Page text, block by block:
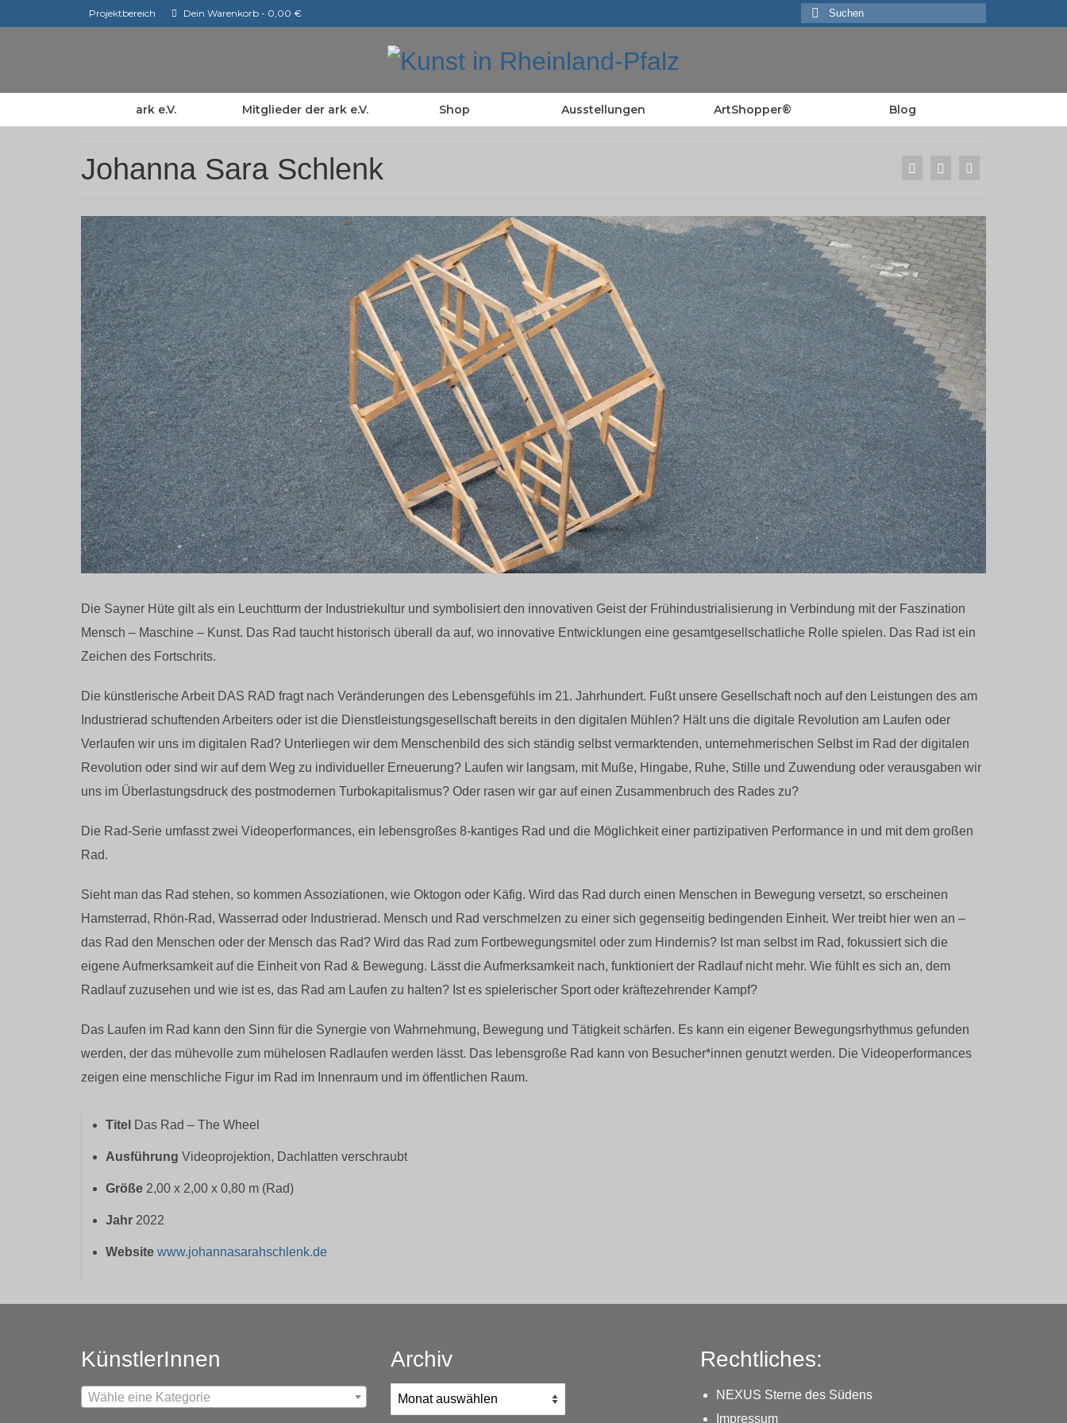
Projektbereich Dein Warenkorb - 0,00 €
Suchen
ark e.V. Mitglieder der ark e.V. Shop Ausstellungen ArtShopper® Blog
Johanna Sara Schlenk
Die Sayner Hüte gilt als ein Leuchtturm der Industriekultur und symbolisiert den innovativen Geist der Frühindustrialisierung in Verbindung mit der Faszination
Mensch – Maschine – Kunst. Das Rad taucht historisch überall da auf, wo innovative Entwicklungen eine gesamtgesellschatliche Rolle spielen. Das Rad ist ein
Zeichen des Fortschrits.
Die künstlerische Arbeit DAS RAD fragt nach Veränderungen des Lebensgefühls im 21. Jahrhundert. Fußt unsere Gesellschaft noch auf den Leistungen des am
Industrierad schuftenden Arbeiters oder ist die Dienstleistungsgesellschaft bereits in den digitalen Mühlen? Hält uns die digitale Revolution am Laufen oder
Verlaufen wir uns im digitalen Rad? Unterliegen wir dem Menschenbild des sich ständig selbst vermarktenden, unternehmerischen Selbst im Rad der digitalen
Revolution oder sind wir auf dem Weg zu individueller Erneuerung? Laufen wir langsam, mit Muße, Hingabe, Ruhe, Stille und Zuwendung oder verausgaben wir
uns im Überlastungsdruck des postmodernen Turbokapitalismus? Oder rasen wir gar auf einen Zusammenbruch des Rades zu?
Die Rad-Serie umfasst zwei Videoperformances, ein lebensgroßes 8-kantiges Rad und die Möglichkeit einer partizipativen Performance in und mit dem großen
Rad.
Sieht man das Rad stehen, so kommen Assoziationen, wie Oktogon oder Käfig. Wird das Rad durch einen Menschen in Bewegung versetzt, so erscheinen
Hamsterrad, Rhön-Rad, Wasserrad oder Industrierad. Mensch und Rad verschmelzen zu einer sich gegenseitig bedingenden Einheit. Wer treibt hier wen an –
das Rad den Menschen oder der Mensch das Rad? Wird das Rad zum Fortbewegungsmitel oder zum Hindernis? Ist man selbst im Rad, fokussiert sich die
eigene Aufmerksamkeit auf die Einheit von Rad & Bewegung. Lässt die Aufmerksamkeit nach, funktioniert der Radlauf nicht mehr. Wie fühlt es sich an, dem
Radlauf zuzusehen und wie ist es, das Rad am Laufen zu halten? Ist es spielerischer Sport oder kräftezehrender Kampf?
Das Laufen im Rad kann den Sinn für die Synergie von Wahrnehmung, Bewegung und Tätigkeit schärfen. Es kann ein eigener Bewegungsrhythmus gefunden
werden, der das mühevolle zum mühelosen Radlaufen werden lässt. Das lebensgroße Rad kann von Besucher*innen genutzt werden. Die Videoperformances
zeigen eine menschliche Figur im Rad im Innenraum und im öffentlichen Raum.
Titel Das Rad – The Wheel
Ausführung Videoprojektion, Dachlatten verschraubt
Größe 2,00 x 2,00 x 0,80 m (Rad)
Jahr 2022
Website www.johannasarahschlenk.de
KünstlerInnen
Wähle eine Kategorie
Archiv
Archiv
Rechtliches:
NEXUS Sterne des Südens
Impressum